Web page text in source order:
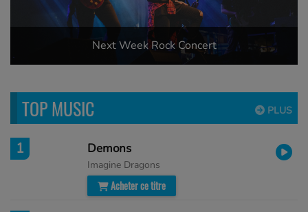
Next Week Rock Concert
PLUS
TOP MUSIC
1 Demons
Imagine Dragons
Acheter ce titre